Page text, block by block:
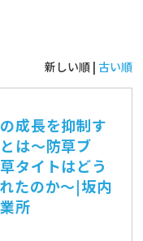
新しい順 | 古い順
成長を抑制す
は～防草ブ
タイトはどう
たのか～|坂内
所